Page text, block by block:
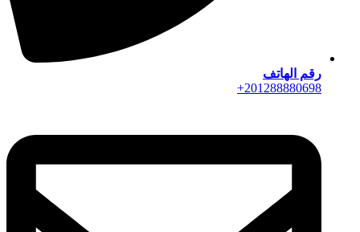
رقم الهاتف
201288880698+